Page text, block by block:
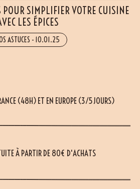
POUR SIMPLIFIER VOTRE CUISINE
LES ÉPICES
ASTUCES - 10.01.25
(48H) ET EN EUROPE (3/5 JOURS)
À PARTIR DE 80€ D'ACHATS